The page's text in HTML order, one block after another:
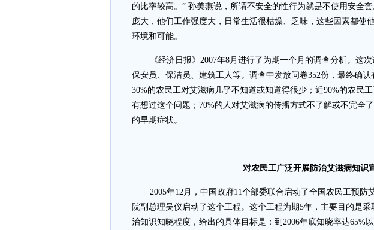
的比率较高。” 孙美燕说，所谓不安全的性行为就是不使用安全
庞大，他们工作强度大，日常生活很枯燥、乏味，这些因素都使
环境和可能。
《经济日报》2007年8月进行了为期一个月的调查分析。这
保安员、保洁员、建筑工人等。调查中发放问卷352份，最终确认
30%的农民工对艾滋病几乎不知道或知道得很少；近90%的农民
有想过这个问题；70%的人对艾滋病的传播方式不了解或不完全
的早期症状。
对农民工广泛开展防治艾滋病知识
2005年12月，中国政府11个部委联合启动了全国农民工预防
院副总理吴仪启动了这个工程。这个工程为期5年，主要目的是
治知识知晓程度，给出的具体目标是：到2006年底知晓率达65%以